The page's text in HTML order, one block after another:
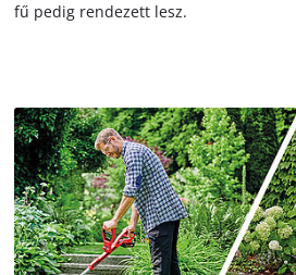
fű pedig rendezett lesz.